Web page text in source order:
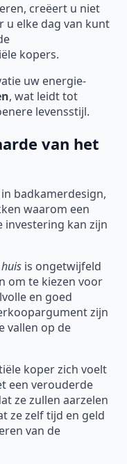
creëert u niet
u elke dag van kunt
kopers.
uw energie-
, wat leidt tot
levensstijl.
van het
badkamerdesign,
waarom een
investering kan zijn
is ongetwijfeld
om te kiezen voor
en goed
zijn
vallen op de
koper zich voelt
een verouderde
ze zullen aarzelen
ze zelf tijd en geld
van de